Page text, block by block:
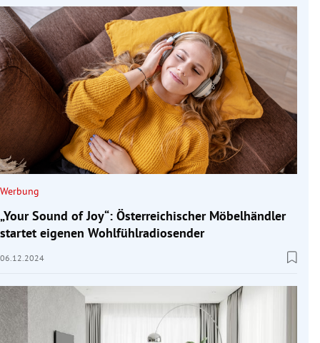
Werbung
„Your Sound of Joy“: Österreichischer Möbelhändler
startet eigenen Wohlfühlradiosender
06.12.2024